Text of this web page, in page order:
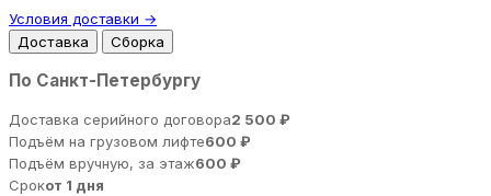
Условия доставки →
Доставка
Сборка
По Санкт-Петербургу
Доставка серийного договора2 500 ₽
Подъём на грузовом лифте600 ₽
Подъём вручную, за этаж600 ₽
Срокот 1 дня